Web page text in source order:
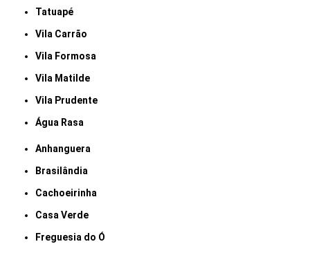
Tatuapé
Vila Carrão
Vila Formosa
Vila Matilde
Vila Prudente
Água Rasa
Anhanguera
Brasilândia
Cachoeirinha
Casa Verde
Freguesia do Ó